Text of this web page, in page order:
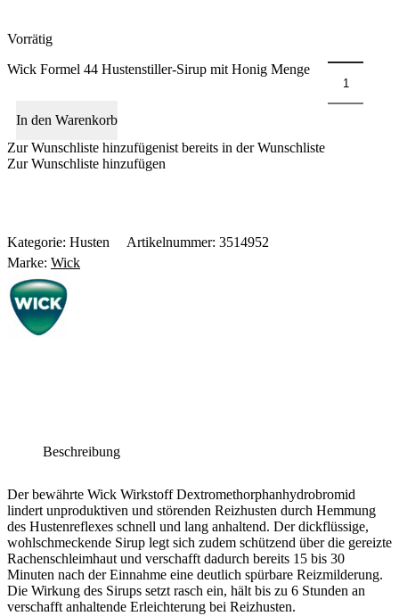
Vorrätig
Wick Formel 44 Hustenstiller-Sirup mit Honig Menge
In den Warenkorb
Zur Wunschliste hinzufügenist bereits in der Wunschliste
Zur Wunschliste hinzufügen
Kategorie: Husten Artikelnummer: 3514952
Marke: Wick
Beschreibung
Der bewährte Wick Wirkstoff Dextromethorphanhydrobromid
lindert unproduktiven und störenden Reizhusten durch Hemmung
des Hustenreflexes schnell und lang anhaltend. Der dickflüssige,
wohlschmeckende Sirup legt sich zudem schützend über die gereizte
Rachenschleimhaut und verschafft dadurch bereits 15 bis 30
Minuten nach der Einnahme eine deutlich spürbare Reizmilderung.
Die Wirkung des Sirups setzt rasch ein, hält bis zu 6 Stunden an
verschafft anhaltende Erleichterung bei Reizhusten.